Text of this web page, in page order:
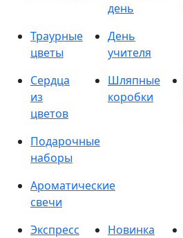
день
Траурные
цветы
День
учителя
Сердца
из
цветов
Шляпные
коробки
Подарочные
наборы
Ароматические
свечи
Экспресс
Новинка